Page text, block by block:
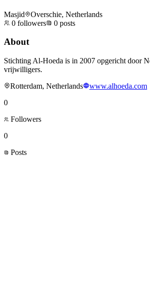
Masjid
Overschie, Netherlands
0 followers 0 posts
About
Stichting Al-Hoeda is in 2007 opgericht door
vrijwilligers.
Rotterdam, Netherlands
www.alhoeda.com
0
Followers
0
Posts